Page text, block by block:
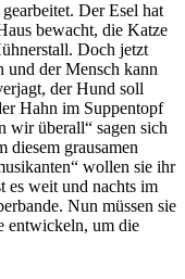
Der Esel hat
bewacht, die Katze
Doch jetzt
und der Mensch kann
der Hund soll
Hahn im Suppentopf
wir überall“ sagen sich
diesem grausamen
wollen sie ihr
es weit und nachts im
Nun müssen sie
entwickeln, um die